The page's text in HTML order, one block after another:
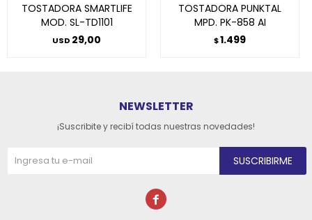
TOSTADORA SMARTLIFE
MOD. SL-TD1101
USD 29,00
TOSTADORA PUNKTAL
MPD. PK-858 AI
$1.499
NEWSLETTER
¡Suscribite y recibí todas nuestras novedades!
SUSCRIBIRME
